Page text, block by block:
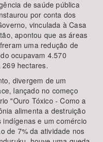
de saúde pública
por conta dos
vinculada à Casa
apontou que as áreas
uma redução de
ocupavam 4.570
hectares.
divergem de um
lançado no começo
"Ouro Tóxico - Como a
alimenta a destruição
e um comércio
de 7% da atividade nos